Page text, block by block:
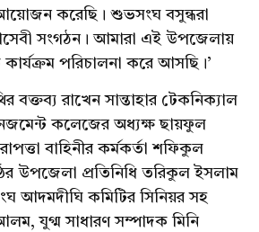
করেছি। শুভসংঘ বসুন্ধরা
সংগঠন। আমারা এই উপজেলায়
পরিচালনা করে আসছি।’
বক্তব্য রাখেন সান্তাহার টেকনিক্যাল
কলেজের অধ্যক্ষ ছায়ফুল
বাহিনীর কর্মকর্তা শফিকুল
উপজেলা প্রতিনিধি তরিকুল ইসলাম
আদমদীঘি কমিটির সিনিয়র সহ
যুগ্ম সাধারণ সম্পাদক মিনি